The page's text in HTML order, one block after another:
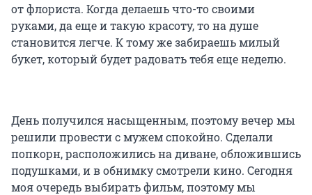
от флориста. Когда делаешь что-то своими
руками, да еще и такую красоту, то на душе
становится легче. К тому же забираешь милый
букет, который будет радовать тебя еще неделю.
День получился насыщенным, поэтому вечер мы
решили провести с мужем спокойно. Сделали
попкорн, расположились на диване, обложившись
подушками, и в обнимку смотрели кино. Сегодня
моя очередь выбирать фильм, поэтому мы